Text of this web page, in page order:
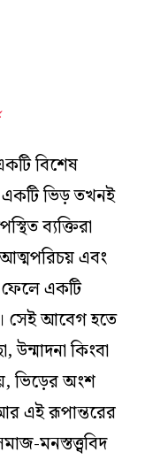
বিশেষ
ভিড় তখনই
ব্যক্তিরা
আত্মপরিচয় এবং
ফেলে একটি
সেই আবেগ হতে
কিংবা
ভিড়ের অংশ
এই রূপান্তরের
মনস্তত্ত্ববিদ